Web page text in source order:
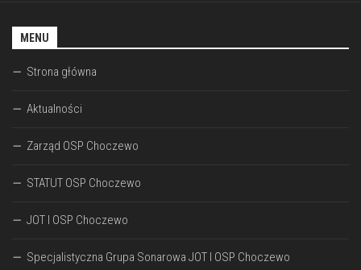
MENU
Strona główna
Aktualności
Zarząd OSP Choczewo
STATUT OSP Choczewo
JOT I OSP Choczewo
Specjalistyczna Grupa Sonarowa JOT I OSP Choczewo